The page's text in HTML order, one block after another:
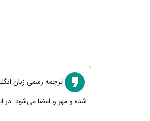
ترجمه رسمی زبان
شده و مهر و امضا می‌شود. در